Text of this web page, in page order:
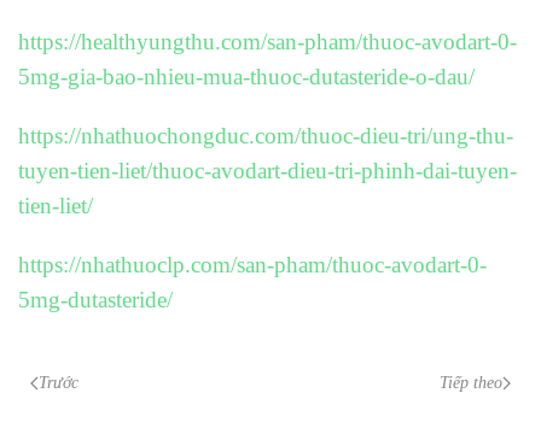
https://healthyungthu.com/san-pham/thuoc-avodart-0-
5mg-gia-bao-nhieu-mua-thuoc-dutasteride-o-dau/
https://nhathuochongduc.com/thuoc-dieu-tri/ung-thu-
tuyen-tien-liet/thuoc-avodart-dieu-tri-phinh-dai-tuyen-
tien-liet/
https://nhathuoclp.com/san-pham/thuoc-avodart-0-
5mg-dutasteride/
Trước Tiếp theo